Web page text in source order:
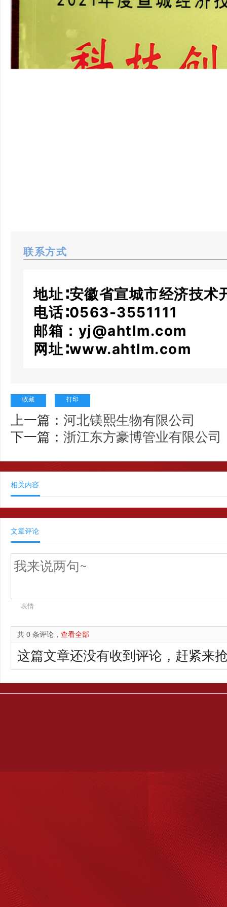
联系方式
地址∶安徽省宣城市经济技
电话∶0563-3551111
邮箱：yj@ahtlm.com
网址∶www.ahtlm.com
收藏 打印
上一篇： 河北镁熙生物有限公司
下一篇： 浙江东方豪博管业有限公司
相关内容
文章评论
表情
共 0 条评论， 查看全部
这篇文章还没有收到评论，赶紧来